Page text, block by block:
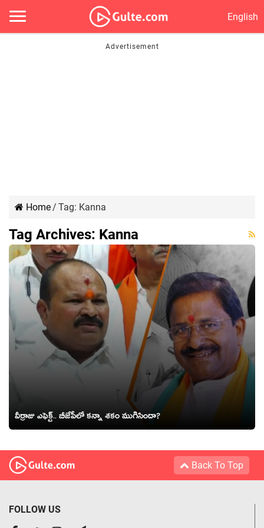
English
Home/ Tag: Kanna
Tag Archives: Kanna
వీర్రాజు ఎఫెక్ట్.. బీజేపీలో క‌న్నా శ‌కం ముగిసిందా?
Back To Top
FOLLOW US